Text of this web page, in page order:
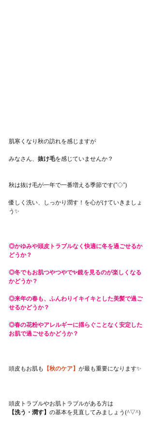
肌寒くなり秋の訪れを感じますが
みなさん、 抜け毛を感じていませんか？
秋は抜け毛が一年で一番増える季節です(''◇'')ゞ
優しく洗い、しっかり潤す！を心がけていきましょ
う✨
◎かゆみや頭皮トラブルなく快適に冬を過ごせるか
どうか？
◎冬でもお肌つやつやで✨鏡を見るのが楽しくなる
かどうか？
◎来年の春も、ふんわりイキイキとした美髪で過ご
せるかどうか？
◎春の花粉やアレルギーに揺らぐことなく安定した
お肌で過ごせるかどうか？
頭皮もお肌も 【秋のケア】 が最も重要になります✨
頭皮トラブルやお肌トラブルがある方は
【洗う・潤す】 の基本を見直してみましょう(^▽^)